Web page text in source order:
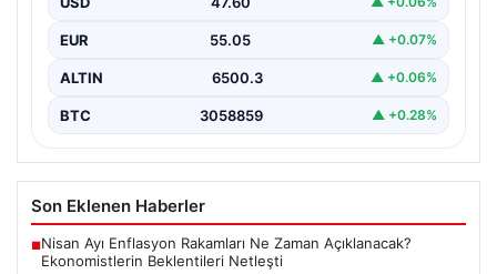
EUR 55.05 ▲ +0.07%
ALTIN 6500.3 ▲ +0.06%
BTC 3058859 ▲ +0.28%
Son Eklenen Haberler
■Nisan Ayı Enflasyon Rakamları Ne Zaman Açıklanacak?
Ekonomistlerin Beklentileri Netleşti